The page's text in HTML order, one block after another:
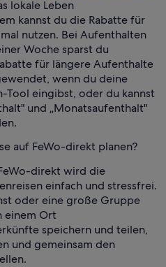
lokale Leben
kannst du die Rabatte für
nutzen. Bei Aufenthalten
Woche sparst du
für längere Aufenthalte
wenn du deine
Tool eingibst, oder du kannst
und „Monatsaufenthalt"
auf FeWo-direkt planen?
direkt wird die
einfach und stressfrei.
oder eine große Gruppe
einem Ort
speichern und teilen,
und gemeinsam den